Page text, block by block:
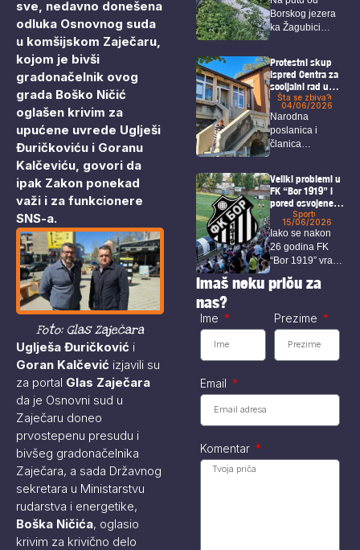
sve, nedavno donešena
odluka Osnovnog suda
u komšijskom Zaječaru,
kojom je bivši
gradonačelnik ovog
grada Boško Ničić
oglašen krivim za
upućene uvrede Uglješi
Đuričkoviću i Goranu
Kalčeviću, govori da
ipak Zakon ponekad
važi i za funkcionere
SNS-a.
Foto: Glas Zaječara
Uglješa Đuričković i
Goran Kalčević izjavili su
za portal Glas Zaječara
da je Osnovni sud u
Zaječaru doneo
prvostepenu presudu i
bivšeg gradonačelnika
Zaječara, a sada Državnog
sekretara u Ministarstvu
rudarstva i energetike,
Boška Ničića, oglasio
krivim za krivično delo
kineskih
investitora na
Crnom vrhu kod
Borskog jezera
ka Žagubici
Protestni skup
ispred Centra za
socijalni rad u
Boru
Šta se zbiva?
04/06/2026
Narodna
poslanica i
članica
na društvenim...
Veliki problemi u
FK “Bor 1919” i
pored osvojene
titule i ulaska u
veći rang
Sport
15/06/2026
Iako se nakon
26 godina FK
“Bor 1919” vratio
Imaš neku priču za
nas?
Ime Prezime
Email
Komentar